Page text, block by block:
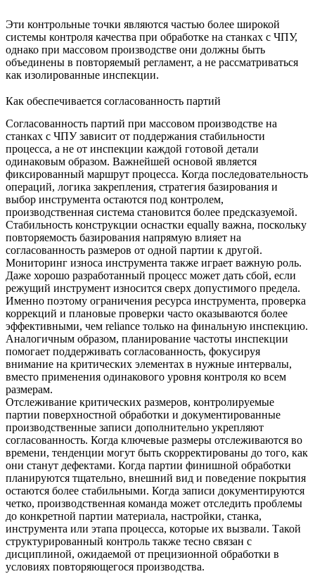
Эти контрольные точки являются частью более широкой
системы контроля качества при обработке на станках с ЧПУ,
однако при массовом производстве они должны быть
объединены в повторяемый регламент, а не рассматриваться
как изолированные инспекции.
Как обеспечивается согласованность партий
Согласованность партий при массовом производстве на
станках с ЧПУ зависит от поддержания стабильности
процесса, а не от инспекции каждой готовой детали
одинаковым образом. Важнейшей основой является
фиксированный маршрут процесса. Когда последовательность
операций, логика закрепления, стратегия базирования и
выбор инструмента остаются под контролем,
производственная система становится более предсказуемой.
Стабильность конструкции оснастки equally важна, поскольку
повторяемость базирования напрямую влияет на
согласованность размеров от одной партии к другой.
Мониторинг износа инструмента также играет важную роль.
Даже хорошо разработанный процесс может дать сбой, если
режущий инструмент износится сверх допустимого предела.
Именно поэтому ограничения ресурса инструмента, проверка
коррекций и плановые проверки часто оказываются более
эффективными, чем reliance только на финальную инспекцию.
Аналогичным образом, планирование частоты инспекции
помогает поддерживать согласованность, фокусируя
внимание на критических элементах в нужные интервалы,
вместо применения одинакового уровня контроля ко всем
размерам.
Отслеживание критических размеров, контролируемые
партии поверхностной обработки и документированные
производственные записи дополнительно укрепляют
согласованность. Когда ключевые размеры отслеживаются во
времени, тенденции могут быть скорректированы до того, как
они станут дефектами. Когда партии финишной обработки
планируются тщательно, внешний вид и поведение покрытия
остаются более стабильными. Когда записи документируются
четко, производственная команда может отследить проблемы
до конкретной партии материала, настройки, станка,
инструмента или этапа процесса, которые их вызвали. Такой
структурированный контроль также тесно связан с
дисциплиной, ожидаемой от прецизионной обработки в
условиях повторяющегося производства.